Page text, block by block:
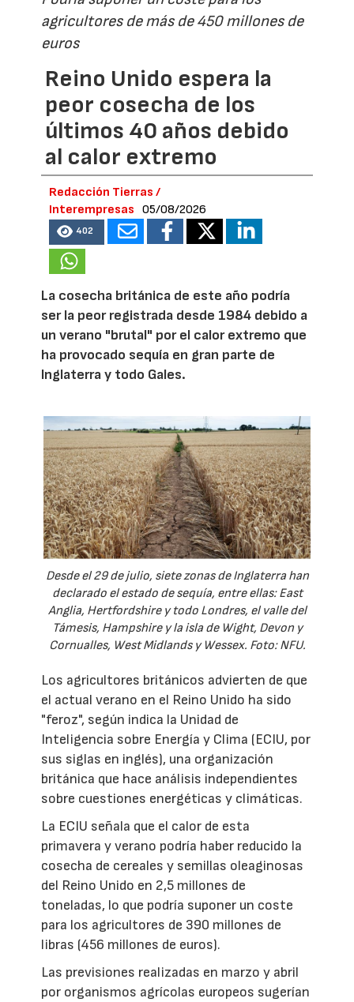
agricultores de más de 450 millones de
euros
Reino Unido espera la
peor cosecha de los
últimos 40 años debido
al calor extremo
Redacción Tierras /
Interempresas
05/08/2026
402
La cosecha británica de este año podría
ser la peor registrada desde 1984 debido a
un verano "brutal" por el calor extremo que
ha provocado sequía en gran parte de
Inglaterra y todo Gales.
Desde el 29 de julio, siete zonas de Inglaterra han
declarado el estado de sequía, entre ellas: East
Anglia, Hertfordshire y todo Londres, el valle del
Támesis, Hampshire y la isla de Wight, Devon y
Cornualles, West Midlands y Wessex. Foto: NFU.
Los agricultores británicos advierten de que
el actual verano en el Reino Unido ha sido
"feroz", según indica la Unidad de
Inteligencia sobre Energía y Clima (ECIU, por
sus siglas en inglés), una organización
británica que hace análisis independientes
sobre cuestiones energéticas y climáticas.
La ECIU señala que el calor de esta
primavera y verano podría haber reducido la
cosecha de cereales y semillas oleaginosas
del Reino Unido en 2,5 millones de
toneladas, lo que podría suponer un coste
para los agricultores de 390 millones de
libras (456 millones de euros).
Las previsiones realizadas en marzo y abril
por organismos agrícolas europeos sugerían